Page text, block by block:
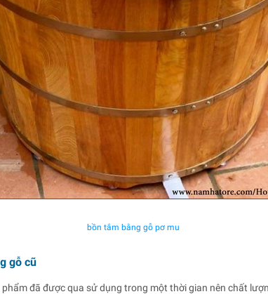
bồn tắm bằng gỗ pơ mu
gỗ cũ
phẩm đã được qua sử dụng trong một thời gian nên chất